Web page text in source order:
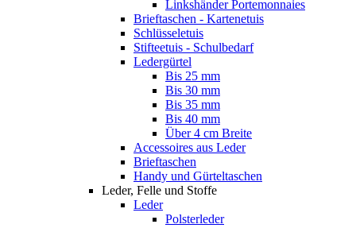
Linkshänder Portemonnaies
Brieftaschen - Kartenetuis
Schlüsseletuis
Stifteetuis - Schulbedarf
Ledergürtel
Bis 25 mm
Bis 30 mm
Bis 35 mm
Bis 40 mm
Über 4 cm Breite
Accessoires aus Leder
Brieftaschen
Handy und Gürteltaschen
Leder, Felle und Stoffe
Leder
Polsterleder